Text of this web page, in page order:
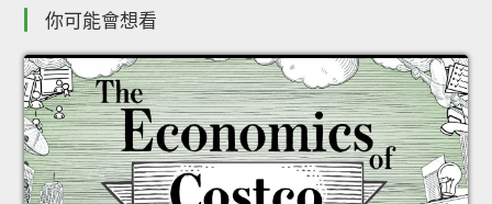
你可能會想看